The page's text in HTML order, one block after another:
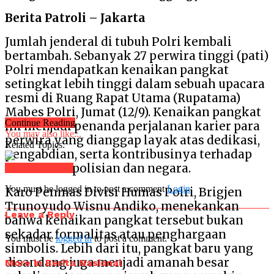
Berita Patroli – Jakarta
Jumlah jenderal di tubuh Polri kembali
bertambah. Sebanyak 27 perwira tinggi (pati)
Polri mendapatkan kenaikan pangkat
setingkat lebih tinggi dalam sebuah upacara
resmi di Ruang Rapat Utama (Rupatama)
Mabes Polri, Jumat (12/9). Kenaikan pangkat
ini menjadi penanda perjalanan karier para
perwira yang dianggap layak atas dedikasi,
pengabdian, serta kontribusinya terhadap
institusi kepolisian dan negara.
Karo Penmas Divisi Humas Polri, Brigjen
Trunoyudo Wisnu Andiko, menekankan
bahwa kenaikan pangkat tersebut bukan
sekadar formalitas atau penghargaan
simbolis. Lebih dari itu, pangkat baru yang
disandang juga menjadi amanah besar
Continue Reading
You may also like...
Related Topics:
You must be logged in to post a commentLogin
Leave a Reply
You must belogged into post a comment.
More in Berita Nasional